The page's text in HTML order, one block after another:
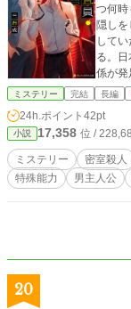
つ何時
隠し
して
る。
係が発
る。
ミステリー 完結 長編
24h.ポイント 42pt
小説 17,358 位 /
ミステリー 密室殺人
特殊能力
男主人公
20